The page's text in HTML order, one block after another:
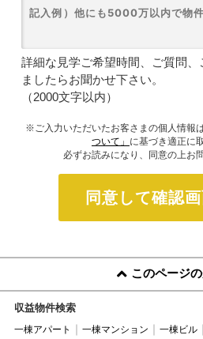
詳細な見学ご希望時間、ご質問
ましたらお聞かせ下さい。
（2000文字以内）
※ご入力いただいたお客さまの個人情報は
ついて」 に基づき適正に
必ずお読みになり、同意の上お
同意して確認
このページ
収益物件検索
一棟アパート 一棟マンション 一棟ビル